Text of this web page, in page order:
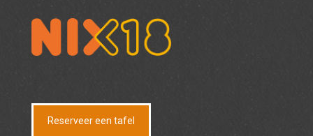
Reserveer een tafel